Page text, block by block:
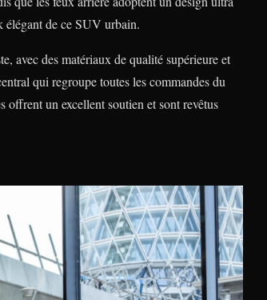
élégant de ce SUV urbain.
avec des matériaux de qualité supérieure et
qui regroupe toutes les commandes du
offrent un excellent soutien et sont revêtus